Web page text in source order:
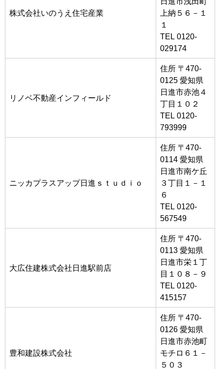
株式会社いのうえ住宅産業
上納５６－１
１
TEL 0120-
029174
リノベ不動産インフィールド
住所 〒470-
0125 愛知県
日進市赤池４
丁目１０２
TEL 0120-
793999
ニッカプラスアップ日進ｓｔｕｄｉｏ
住所 〒470-
0114 愛知県
日進市南ケ丘
３丁目１－１
６
TEL 0120-
567549
大広住建株式会社日進駅前店
住所 〒470-
0113 愛知県
日進市栄１丁
目１０８－９
TEL 0120-
415157
豊和建設株式会社
住所 〒470-
0126 愛知県
日進市赤池町
モチロ６１－
５０３